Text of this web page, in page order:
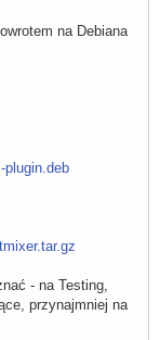
na Debiana
plugin.deb
- na Testing,
przynajmniej na